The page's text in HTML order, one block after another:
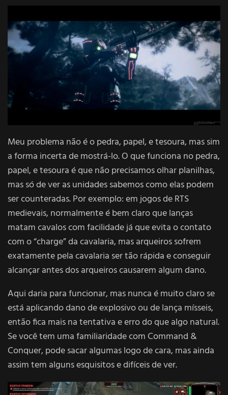
Meu problema não é o pedra, papel, e tesoura, mas sim
a forma incerta de mostrá-lo. O que funciona no pedra,
papel, e tesoura é que não precisamos olhar planilhas,
mas só de ver as unidades sabemos como elas podem
ser counteradas. Por exemplo: em jogos de RTS
medievais, normalmente é bem claro que lanças
matam cavalos com facilidade já que evita o contato
com o “charge” da cavalaria, mas arqueiros sofrem
exatamente pela cavalaria ser tão rápida e conseguir
alcançar antes dos arqueiros causarem algum dano.
Aqui daria para funcionar, mas nunca é muito claro se
está aplicando dano de explosivo ou de lança mísseis,
então fica mais na tentativa e erro do que algo natural.
Se você tem uma familiaridade com Command &
Conquer, pode sacar algumas logo de cara, mas ainda
assim tem alguns esquisitos e difíceis de ver.